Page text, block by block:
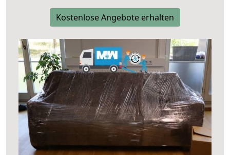
Kostenlose Angebote erhalten